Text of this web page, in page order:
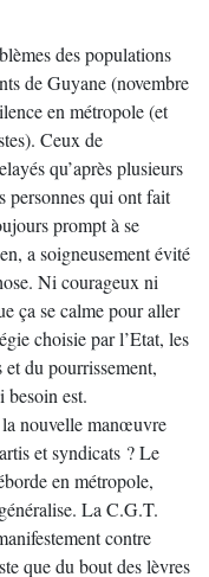
des populations
de Guyane (novembre
en métropole (et
Ceux de
qu’après plusieurs
personnes qui ont fait
prompt à se
a soigneusement évité
Ni courageux ni
ça se calme pour aller
choisie par l’Etat, les
du pourrissement,
besoin est.
la nouvelle manœuvre
et syndicats ? Le
en métropole,
La C.G.T.
contre
que du bout des lèvres